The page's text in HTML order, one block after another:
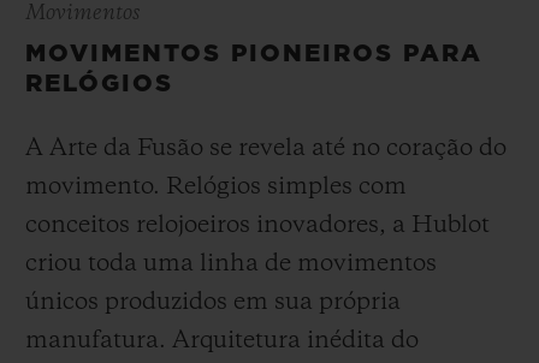
Movimentos
MOVIMENTOS PIONEIROS PARA
RELÓGIOS
A Arte da Fusão se revela até no coração do
movimento. Relógios simples com
conceitos relojoeiros inovadores, a Hublot
criou toda uma linha de movimentos
únicos produzidos em sua própria
manufatura. Arquitetura inédita do